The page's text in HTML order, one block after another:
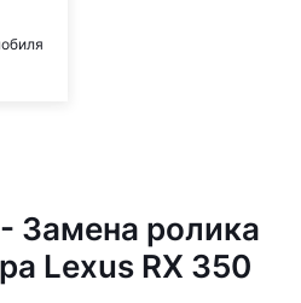
Замена ролика
Lexus RX 350